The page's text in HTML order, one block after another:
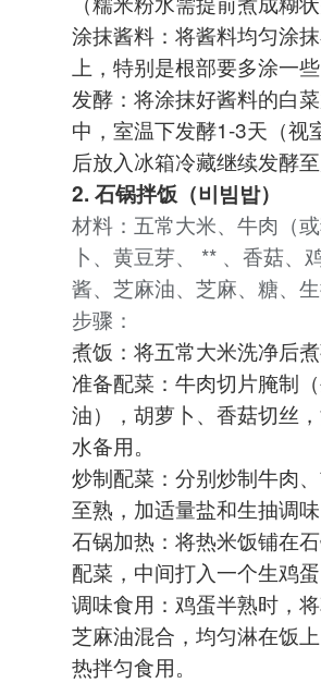
涂抹酱料：将酱料均匀涂
上，特别是根部要多涂一些
发酵：将涂抹好酱料的白
中，室温下发酵1-3天（视
后放入冰箱冷藏继续发酵至
2. 石锅拌饭（비빔밥）
材料：五常大米、牛肉（
卜、黄豆芽、 ** 、香菇、
酱、芝麻油、芝麻、糖、
步骤：
煮饭：将五常大米洗净后煮
准备配菜：牛肉切片腌制
油），胡萝卜、香菇切丝
水备用。
炒制配菜：分别炒制牛肉
至熟，加适量盐和生抽调味
石锅加热：将热米饭铺在
配菜，中间打入一个生鸡蛋
调味食用：鸡蛋半熟时，
芝麻油混合，均匀淋在饭
热拌匀食用。